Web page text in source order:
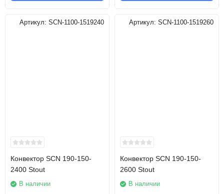
Артикул: SCN-1100-1519240
Конвектор SCN 190-150-
2400 Stout
В наличии
Артикул: SCN-1100-1519260
Конвектор SCN 190-150-
2600 Stout
В наличии